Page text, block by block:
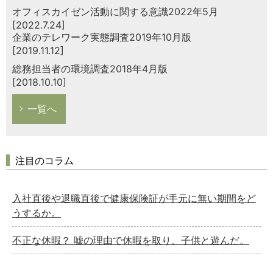
オフィスカイゼン活動に関する意識2022年5月
[2022.7.24]
企業のテレワーク実態調査2019年10月版
[2019.11.12]
総務担当者の環境調査2018年4月版
[2018.10.10]
一覧へ
注目のコラム
入社直後や退職直後で健康保険証が手元に無い期間をど
うするか。
不正な休暇？ 嘘の理由で休暇を取り、子供と遊んだ。